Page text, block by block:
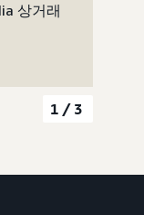
상거래
1/3